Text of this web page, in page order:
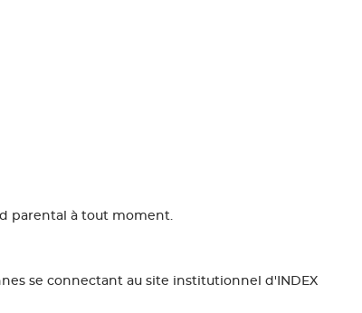
parental à tout moment.
se connectant au site institutionnel d'INDEX